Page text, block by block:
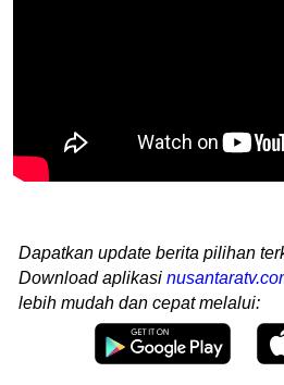
Dapatkan update berita pilihan
Download aplikasi
lebih mudah dan cepat melalui: